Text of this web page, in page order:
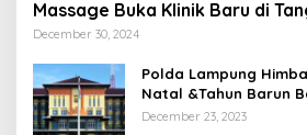
Massage Buka Klinik Baru di
December 30, 2024
Polda Lampung
Natal &Tahun Barun
Saat Melintas di -Titik
December 23, 2023